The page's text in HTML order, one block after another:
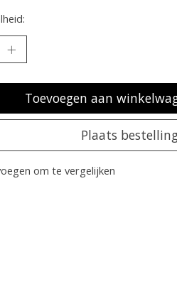
Toevoegen aan
Plaats
om te vergelijken